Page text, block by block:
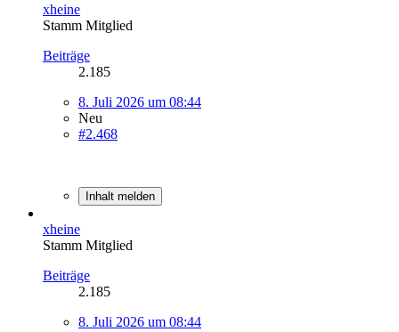
xheine
Stamm Mitglied
Beiträge
2.185
8. Juli 2026 um 08:44
Neu
#2.468
Inhalt melden
xheine
Stamm Mitglied
Beiträge
2.185
8. Juli 2026 um 08:44